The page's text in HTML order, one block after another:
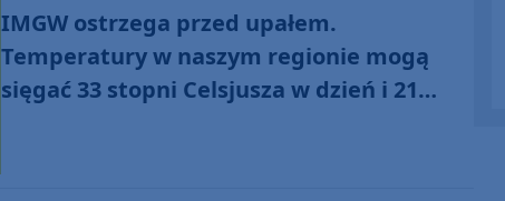
IMGW ostrzega przed upałem.
Temperatury w naszym regionie mogą
sięgać 33 stopni Celsjusza w dzień i 21